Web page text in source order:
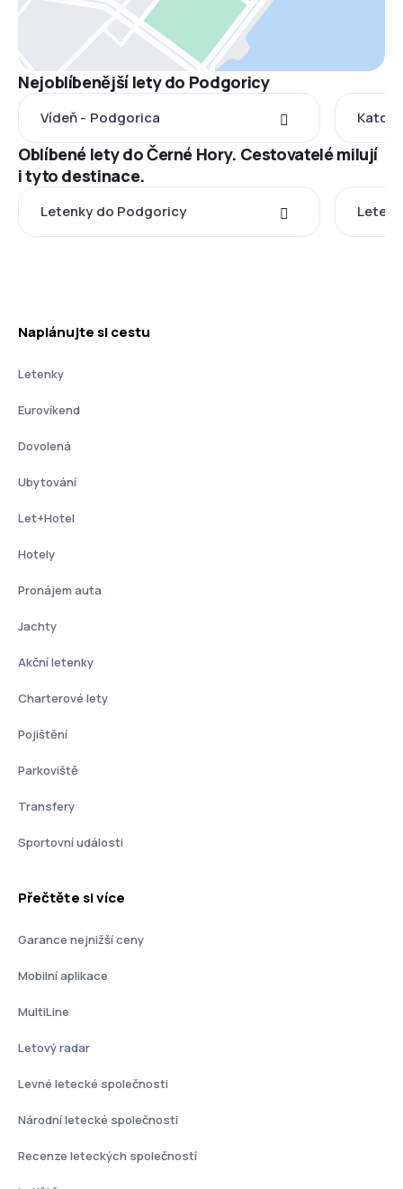
Nejoblíbenější lety do Podgoricy
Vídeň - Podgorica
Oblíbené lety do Černé Hory. Cestovatelé milují
i tyto destinace.
Letenky do Podgoricy
Naplánujte si cestu
Letenky
Eurovíkend
Dovolená
Ubytování
Let+Hotel
Hotely
Pronájem auta
Jachty
Akční letenky
Charterové lety
Pojištění
Parkoviště
Transfery
Sportovní události
Přečtěte si více
Garance nejnižší ceny
Mobilní aplikace
MultiLine
Letový radar
Levné letecké společnosti
Národní letecké společnosti
Recenze leteckých společností